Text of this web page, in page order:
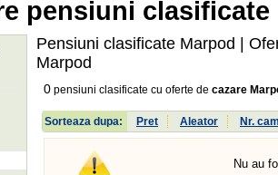
pensiuni clasificate
Pensiuni clasificate Marpod |
Marpod
0 pensiuni clasificate cu oferte de cazare
Sorteaza dupa: Pret Aleator Nr.
Nu au